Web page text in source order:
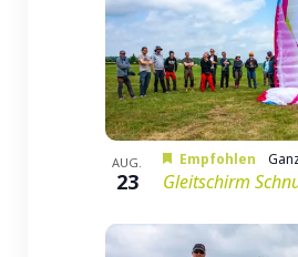
AUG.
23 Gleitschirm
Empfohlen